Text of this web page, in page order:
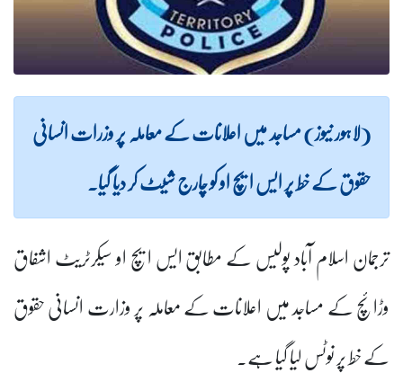
(لاہور نیوز) مساجد میں اعلانات کے معاملہ پر وزرات انسانی
حقوق کے خط پر ایس ایچ او کو چارج شیٹ کر دیا گیا۔
ترجمان اسلام آباد پولیس کے مطابق ایس ایچ او سیکرٹریٹ اشفاق
وڑائچ کے مساجد میں اعلانات کے معاملہ پر وزارت انسانی حقوق
کے خط پر نوٹس لیا گیا ہے۔